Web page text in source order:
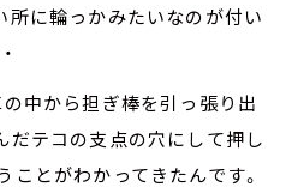
所に輪っかみたいなのが付い
中から担ぎ棒を引っ張り出
だテコの支点の穴にして押し
ことがわかってきたんです。